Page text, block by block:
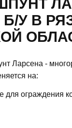
Б/У В
Ларсена -
на:
для ограждения